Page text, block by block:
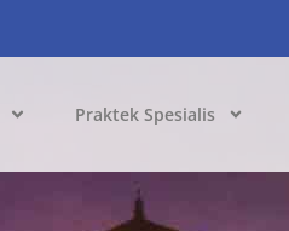
Praktek Spesialis